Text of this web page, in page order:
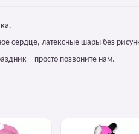
сердце, латексные шары без
– просто позвоните нам.